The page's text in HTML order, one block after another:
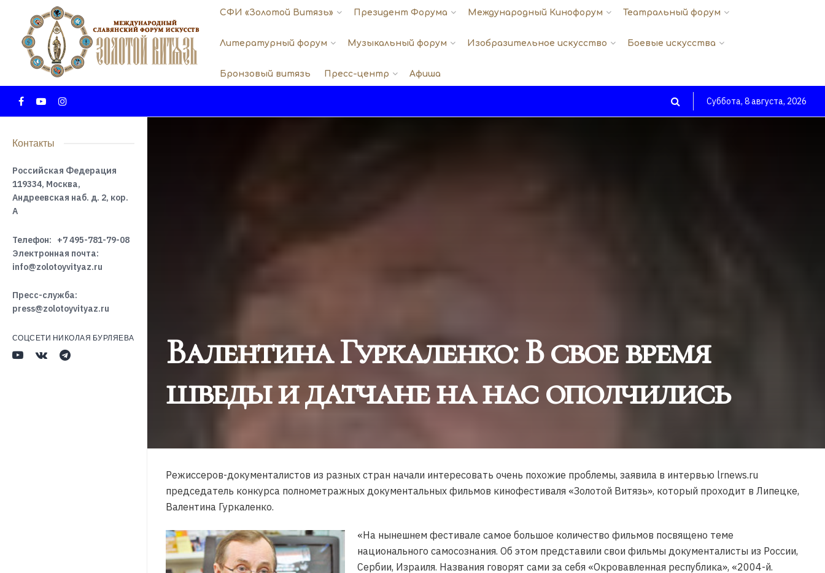
Контакты
Российская Федерация
119334, Москва,
Андреевская наб. д. 2, кор.
А
Телефон: +7 495-781-79-08
Электронная почта:
info@zolotoyvityaz.ru
Пресс-служба:
press@zolotoyvityaz.ru
СОЦСЕТИ НИКОЛАЯ БУРЛЯЕВА
СФИ «Золотой Витязь» Президент Форума Международный Кинофорум Театральный форум
Литературный форум Музыкальный форум Изобразительное искусство Боевые искусства
Бронзовый витязь Пресс-центр Афиша
Суббота, 8 августа, 2026
Валентина Гуркаленко: В свое время
шведы и датчане на нас ополчились
Режиссеров-документалистов из разных стран начали интересовать очень похожие проблемы, заявила в интервью lrnews.ru
председатель конкурса полнометражных документальных фильмов кинофестиваля «Золотой Витязь», который проходит в Липецке,
Валентина Гуркаленко.
«На нынешнем фестивале самое большое количество фильмов посвящено теме
национального самосознания. Об этом представили свои фильмы документалисты из России,
Сербии, Израиля. Названия говорят сами за себя «Окровавленная республика», «2004-й.